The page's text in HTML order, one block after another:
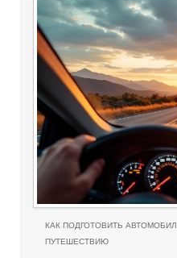
КАК ПОДГОТОВИТЬ
ПУТЕШЕСТВИЮ